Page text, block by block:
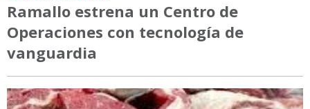
Ramallo estrena un Centro de
Operaciones con tecnología de
vanguardia